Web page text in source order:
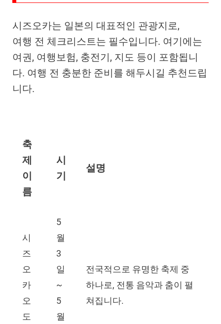
시즈오카는 일본의 대표적인 관광지로,
여행 전 체크리스트는 필수입니다. 여기에는
여권, 여행보험, 충전기, 지도 등이 포함됩니
다. 여행 전 충분한 준비를 해두시길 추천드립
니다.
축
제
이
름
시
기
설명
시
즈
오
카
오
도
5
월
3
일
~
5
월
전국적으로 유명한 축제 중
하나로, 전통 음악과 춤이 펼
쳐집니다.